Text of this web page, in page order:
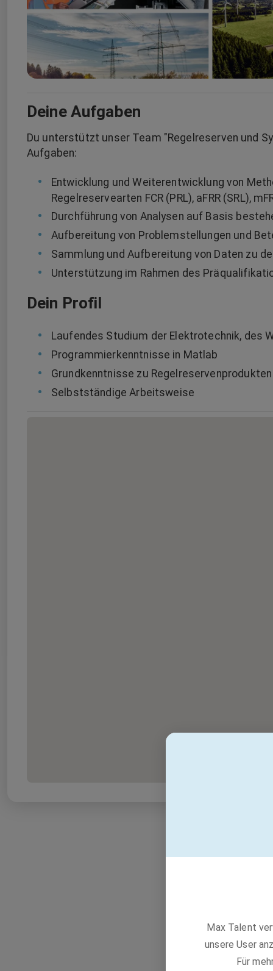
Deine Aufgaben
Du unterstützt unser Team "Regelreserven und
Aufgaben:
Entwicklung und Weiterentwicklung von
Regelreservearten FCR (PRL), aFRR (SRL),
Durchführung von Analysen auf Basis
Aufbereitung von Problemstellungen und
Sammlung und Aufbereitung von Daten zu
Unterstützung im Rahmen des
Dein Profil
Laufendes Studium der Elektrotechnik, des
Programmierkenntnisse in Matlab
Grundkenntnisse zu
Selbstständige Arbeitsweise
Max Talent
unsere User
Für